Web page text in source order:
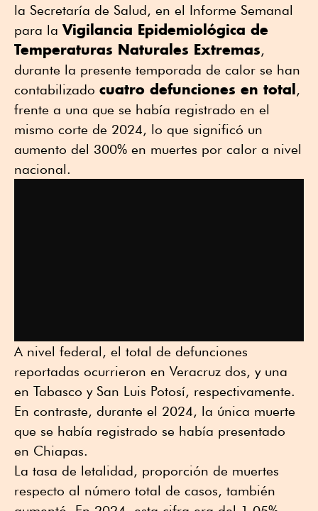
la Secretaría de Salud, en el Informe Semanal
para laVigilancia Epidemiológica de
Temperaturas Naturales Extremas,
durante la presente temporada de calor se han
contabilizado cuatro defunciones en total,
frente a una que se había registrado en el
mismo corte de 2024, lo que significó un
aumento del 300% en muertes por calor a nivel
nacional.
A nivel federal, el total de defunciones
reportadas ocurrieron en Veracruz dos, y una
en Tabasco y San Luis Potosí, respectivamente.
En contraste, durante el 2024, la única muerte
que se había registrado se había presentado
en Chiapas.
La tasa de letalidad, proporción de muertes
respecto al número total de casos, también